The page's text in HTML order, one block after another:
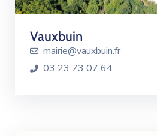
Vauxbuin
mairie@vauxbuin.fr
03 23 73 07 64